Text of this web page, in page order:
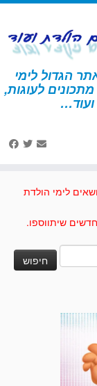
הגדול לימי
לעוגות,
לימי הולדת
שיתווספו.